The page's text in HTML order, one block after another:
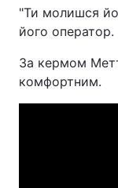
"Ти молишся
його оператор.
За кермом
комфортним.